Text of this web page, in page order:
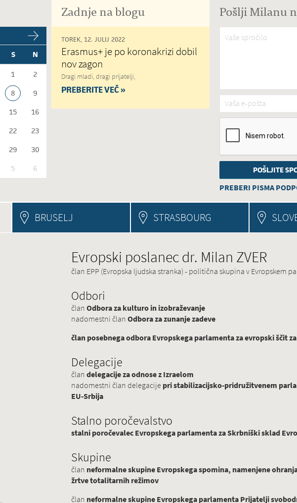
S N
1
2
8
9
15
16
22
23
29
30
5 6
Zadnje na blogu
TOREK, 12. JULIJ 2022
Erasmus+ je po koronakrizi dobil
nov zagon
Dragi mladi, dragi prijatelji,
PREBERITE VEČ »
Pošlji Milanu
Vaše spročilo*
Vaša e-pošta*
PREBERI PISMA
BRUSELJ STRASBOURG
Evropski poslanec dr. Milan ZVER
član EPP (Evropska ljudska stranka) - politična skupina v Evropskem
Odbori
članOdbora za kulturo in izobraževanje
nadomestni članOdbora za zunanje zadeve
član posebnega odbora Evropskega parlamenta za evropski ščit
Delegacije
člandelegacije za odnose z Izraelom
nadomestni član delegacije pri stabilizacijsko-pridružitvenem
EU-Srbija
Stalno poročevalstvo
stalni poročevalec Evropskega parlamenta za Skrbniški sklad
Skupine
član neformalne skupine Evropskega spomina, namenjene
žrtve totalitarnih režimov
član neformalne skupine Evropskega parlamenta Prijatelji